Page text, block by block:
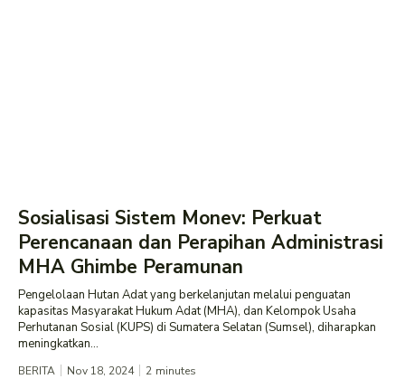
Sosialisasi Sistem Monev: Perkuat
Perencanaan dan Perapihan Administrasi
MHA Ghimbe Peramunan
Pengelolaan Hutan Adat yang berkelanjutan melalui penguatan
kapasitas Masyarakat Hukum Adat (MHA), dan Kelompok Usaha
Perhutanan Sosial (KUPS) di Sumatera Selatan (Sumsel), diharapkan
meningkatkan...
BERITA Nov 18, 2024 2 minutes